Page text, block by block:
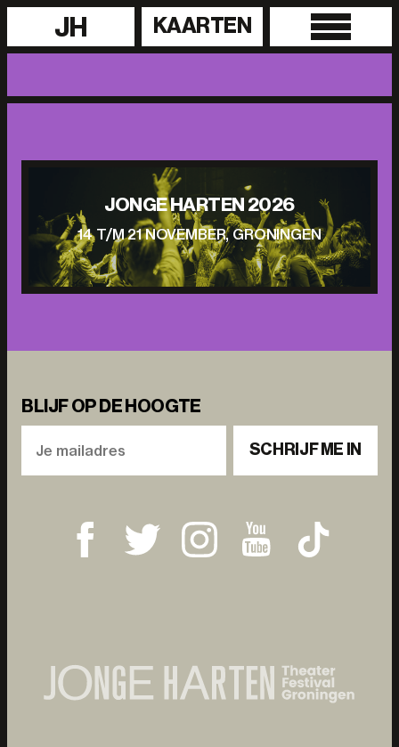
JH KAARTEN
JONGE HARTEN 2026
14 T/M 21 NOVEMBER, GRONINGEN
BLIJF OP DE HOOGTE
SCHRIJF ME IN